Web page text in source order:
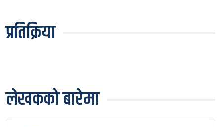
प्रतिक्रिया
लेखकको बारेमा